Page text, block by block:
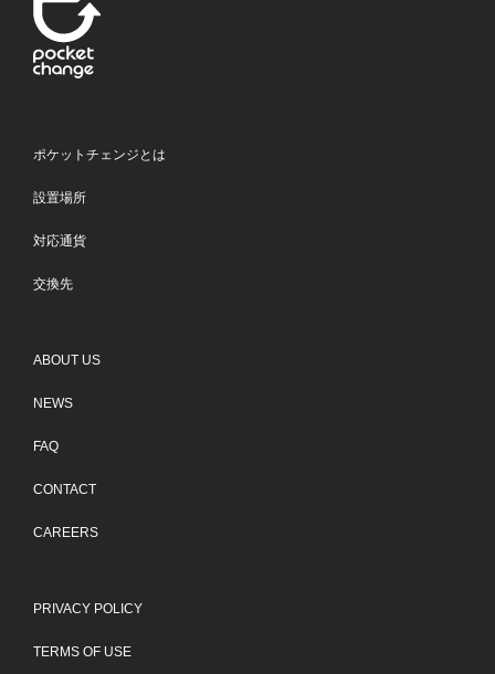
ポケットチェンジとは
設置場所
対応通貨
交換先
ABOUT US
NEWS
FAQ
CONTACT
CAREERS
PRIVACY POLICY
TERMS OF USE